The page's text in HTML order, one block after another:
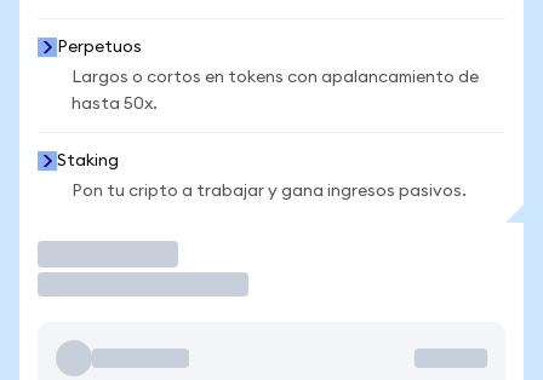
Perpetuos
Largos o cortos en tokens con apalancamiento de
hasta 50x.
Staking
Pon tu cripto a trabajar y gana ingresos pasivos.